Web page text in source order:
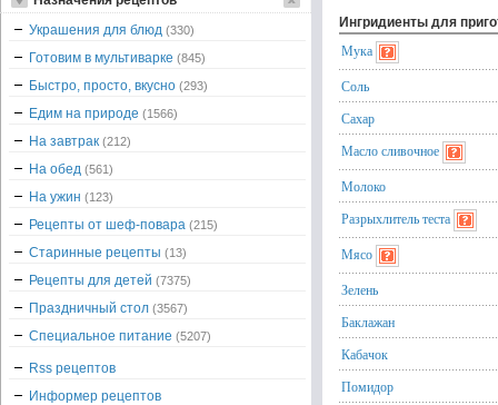
Ингридиенты для
Мука
Соль
Сахар
Масло сливочное
Молоко
Разрыхлитель теста
Мясо
Зелень
Баклажан
Кабачок
Помидор
Украшения для блюд (330)
Готовим в мультиварке (845)
Быстро, просто, вкусно (293)
Едим на природе (1566)
На завтрак (212)
На обед (561)
На ужин (123)
Рецепты от шеф-повара (215)
Старинные рецепты (13)
Рецепты для детей (7375)
Праздничный стол (3567)
Специальное питание (5207)
Rss рецептов
Информер рецептов